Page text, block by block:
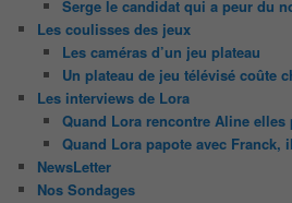
Serge le candidat qui a peur du
Les coulisses des jeux
Les caméras d’un jeu plateau
Un plateau de jeu télévisé coûte
Les interviews de Lora
Quand Lora rencontre Aline elles
Quand Lora papote avec Franck,
NewsLetter
Nos Sondages